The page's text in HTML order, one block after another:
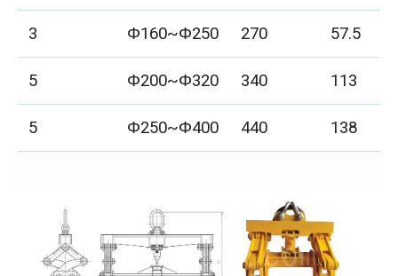
3
Φ160~Φ250 270
57.5
5
Φ200~Φ320 340
113
5
Φ250~Φ400 440 138